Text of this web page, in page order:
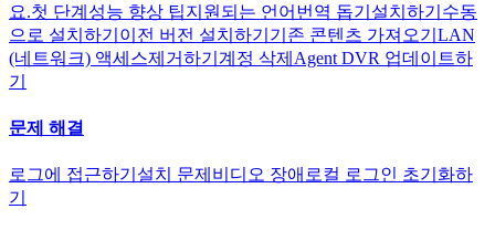
요.첫 단계 성능 향상 팁지원되는 언어 번역 돕기 설치하기 수동
으로 설치하기 이전 버전 설치하기 기존 콘텐츠 가져오기 LAN
(네트워크) 액세스제거하기 계정 삭제 Agent DVR 업데이트하
기
문제 해결
로그에 접근하기 설치 문제 비디오 장애 로컬 로그인 초기화하
기